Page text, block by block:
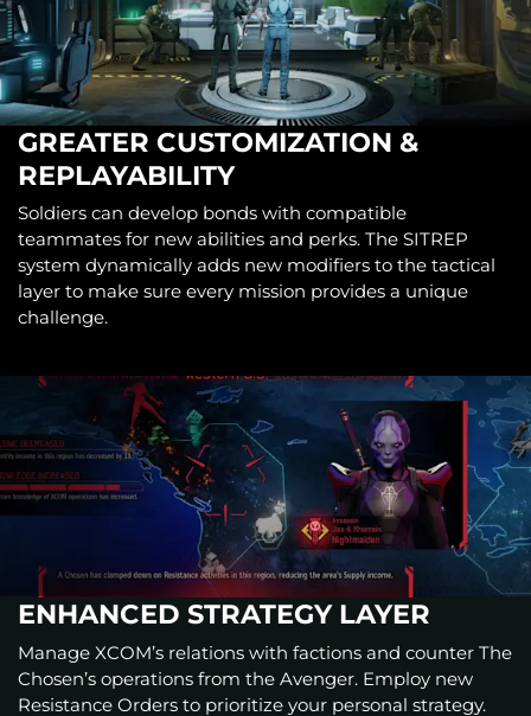
GREATER CUSTOMIZATION &
REPLAYABILITY
Soldiers can develop bonds with compatible
teammates for new abilities and perks. The SITREP
system dynamically adds new modifiers to the tactical
layer to make sure every mission provides a unique
challenge.
ENHANCED STRATEGY LAYER
Manage XCOM’s relations with factions and counter The
Chosen’s operations from the Avenger. Employ new
Resistance Orders to prioritize your personal strategy.